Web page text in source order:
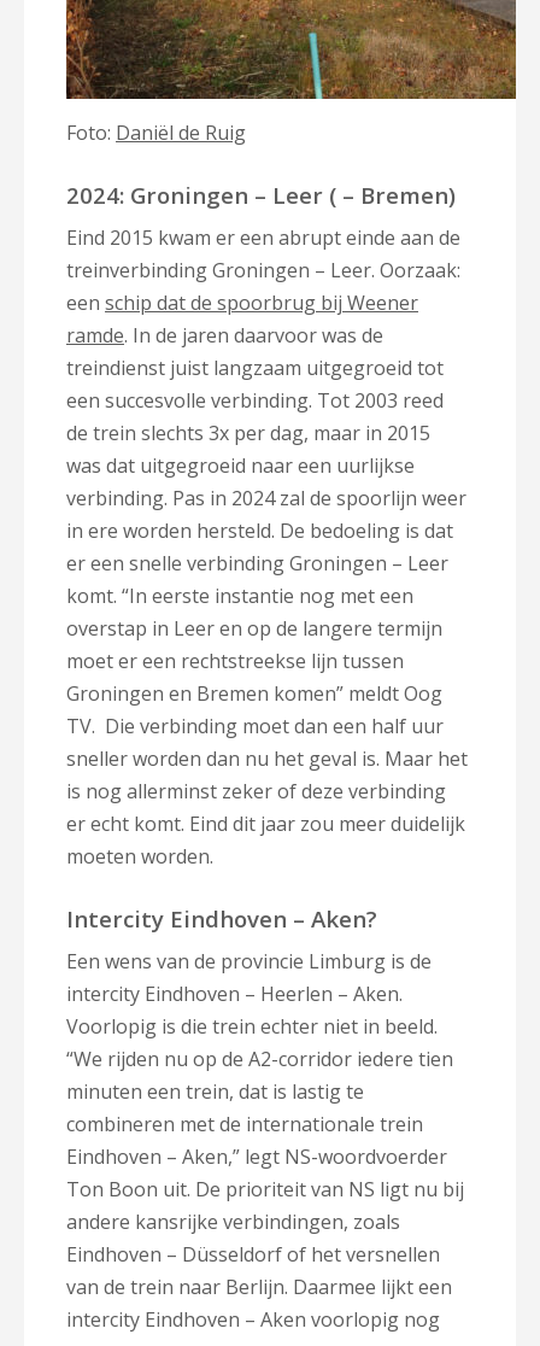
Foto: Daniël de Ruig
2024: Groningen – Leer ( – Bremen)
Eind 2015 kwam er een abrupt einde aan de
treinverbinding Groningen – Leer. Oorzaak:
een schip dat de spoorbrug bij Weener
ramde. In de jaren daarvoor was de
treindienst juist langzaam uitgegroeid tot
een succesvolle verbinding. Tot 2003 reed
de trein slechts 3x per dag, maar in 2015
was dat uitgegroeid naar een uurlijkse
verbinding. Pas in 2024 zal de spoorlijn weer
in ere worden hersteld. De bedoeling is dat
er een snelle verbinding Groningen – Leer
komt. “In eerste instantie nog met een
overstap in Leer en op de langere termijn
moet er een rechtstreekse lijn tussen
Groningen en Bremen komen” meldt Oog
TV. Die verbinding moet dan een half uur
sneller worden dan nu het geval is. Maar het
is nog allerminst zeker of deze verbinding
er echt komt. Eind dit jaar zou meer duidelijk
moeten worden.
Intercity Eindhoven – Aken?
Een wens van de provincie Limburg is de
intercity Eindhoven – Heerlen – Aken.
Voorlopig is die trein echter niet in beeld.
“We rijden nu op de A2-corridor iedere tien
minuten een trein, dat is lastig te
combineren met de internationale trein
Eindhoven – Aken,” legt NS-woordvoerder
Ton Boon uit. De prioriteit van NS ligt nu bij
andere kansrijke verbindingen, zoals
Eindhoven – Düsseldorf of het versnellen
van de trein naar Berlijn. Daarmee lijkt een
intercity Eindhoven – Aken voorlopig nog